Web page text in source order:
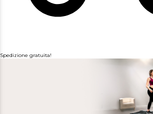
Spedizione gratuita!